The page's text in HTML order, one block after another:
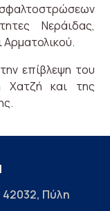
Νεράιδας,
επίβλεψη του
Χατζή και της
Πύλη